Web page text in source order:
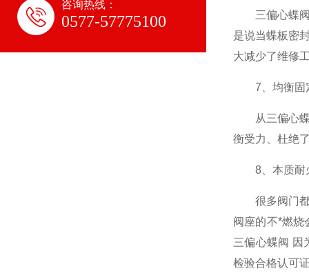
水力控制阀
咨询热线：
0577-57775100
三偏心蝶阀
是说当蝶板密
大减少了维修
7、均衡固
从三偏心蝶
衡受力、杜绝
8、本质耐
很多阀门都
阀座的不*燃烧
三偏心蝶阀 因
检验合格认可